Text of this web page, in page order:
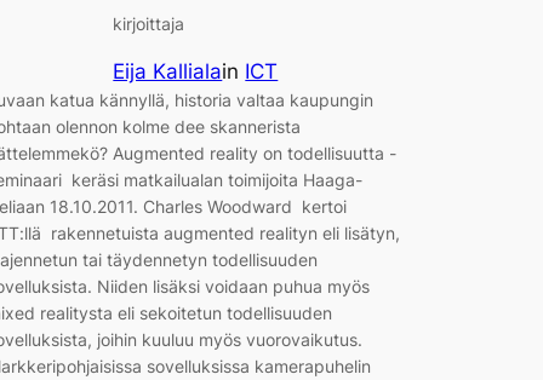
kirjoittaja
Eija Kallialain ICT
katua kännyllä, historia valtaa kaupungin
olennon kolme dee skannerista
Augmented reality on todellisuutta -
keräsi matkailualan toimijoita Haaga-
18.10.2011. Charles Woodward kertoi
rakennetuista augmented realityn eli lisätyn,
tai täydennetyn todellisuuden
Niiden lisäksi voidaan puhua myös
realitysta eli sekoitetun todellisuuden
joihin kuuluu myös vuorovaikutus.
sovelluksissa kamerapuhelin